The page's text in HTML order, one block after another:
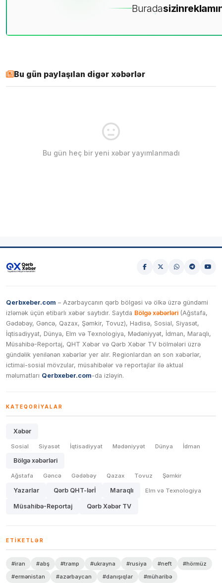
Buradasizin
Bu gün paylaşılan digər xəbərlər
Bu gün heç bir yeni xəbər yayımlanmadı
Qerbxeber.com – Azərbaycanın qərb bölgəsi və ölkə üzrə gündəmi
izləmək üçün etibarlı xəbər saytıdır. Saytda Bölgə xəbərləri (Ağstafa,
Gədəbəy, Gəncə, Qazax, Şəmkir, Tovuz), Hadisə, Sosial, Siyasət,
İqtisadiyyat, Dünya, Elm və Texnologiya, Mədəniyyət, İdman, Maraqlı,
Müsahibə-Reportaj, QHT Xəbər və Qərb Xəbər TV bölmələri üzrə
gündəlik yenilənən xəbərlər yer alır. Regionlardan ən son xəbərlər,
ictimai-sosial mövzular, müsahibələr və reportajlar ilə aktual
məlumatları Qerbxeber.com-da izləyin.
KATEQORIYALAR
Xəbər
Sosial Siyasət İqtisadiyyat Mədəniyyət Dünya İdman
Bölgə xəbərləri
Ağstafa Gəncə Gədəbəy Qazax Tovuz Şəmkir
Yazarlar Qərb QHT-lərİ Maraqlı Elm və Texnologiya
Müsahibə-Reportaj Qərb Xəbər TV
ETIKETLƏR
#iran #abş #tramp #ukrayna #rusiya #neft
#hörmüz
#ermənistan
#azərbaycan #danışıqlar #müharibə